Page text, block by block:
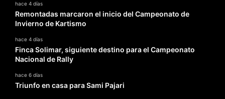
hace 4 días
Remontadas marcaron el inicio del Campeonato de
Invierno de Kartismo
hace 4 días
Finca Solimar, siguiente destino para el Campeonato
Nacional de Rally
hace 6 días
Triunfo en casa para Sami Pajari